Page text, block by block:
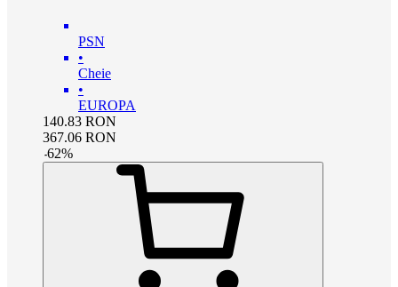
PSN
•
Cheie
•
EUROPA
140.83 RON
367.06 RON
-62%